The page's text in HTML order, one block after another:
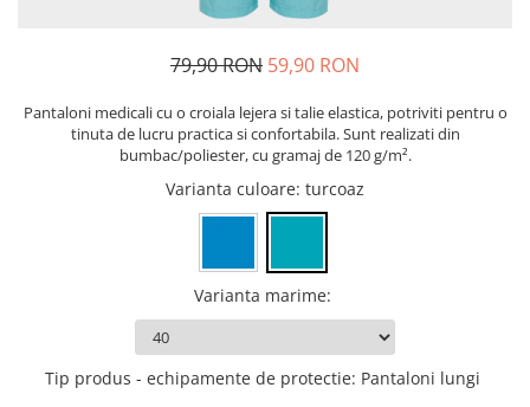
Pixuri metalice
Pixuri cu gel
Seturi de scris Premium
Instrumente de scris eco
Markere diverse
79,90 RON 59,90 RON
Pantaloni medicali cu o croiala lejera si talie elastica, potriviti pentru o
tinuta de lucru practica si confortabila. Sunt realizati din
bumbac/poliester, cu gramaj de 120 g/m².
Varianta culoare: turcoaz
Varianta marime:
Tip produs - echipamente de protectie: Pantaloni lungi